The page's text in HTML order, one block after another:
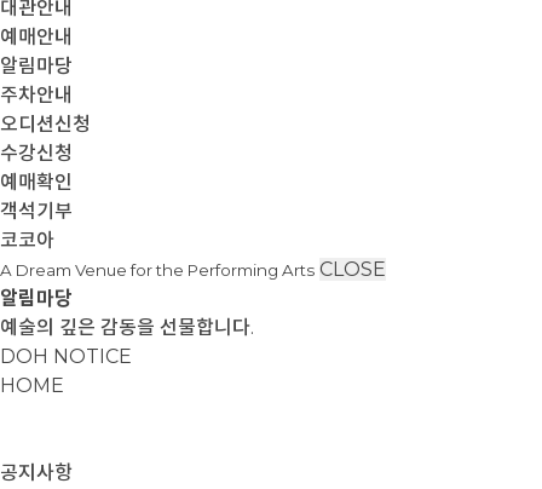
대관안내
예매안내
알림마당
주차안내
오디션신청
수강신청
예매확인
객석기부
코코아
A Dream Venue for the Performing Arts CLOSE
알림마당
예술의 깊은 감동을 선물합니다.
DOH NOTICE
HOME
공지사항